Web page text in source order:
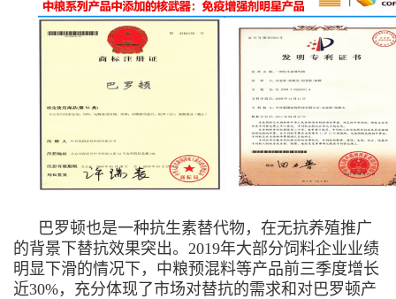
巴罗顿也是一种抗生素替代物，在无抗养殖推广
的背景下替抗效果突出。2019年大部分饲料企业业绩
明显下滑的情况下，中粮预混料等产品前三季度增长
近30%，充分体现了市场对替抗的需求和对巴罗顿产